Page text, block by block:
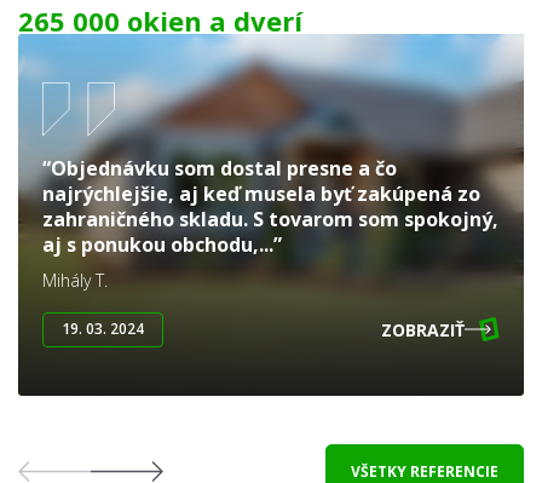
265 000 okien a dverí
“Objednávku som dostal presne a čo
najrýchlejšie, aj keď musela byť zakúpená zo
zahraničného skladu. S tovarom som spokojný,
aj s ponukou obchodu,...”
Mihály T.
19. 03. 2024 ZOBRAZIŤ
VŠETKY REFERENCIE